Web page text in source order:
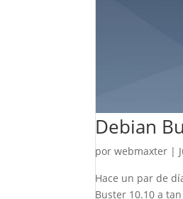
Debian
porwebmaxter |
Hace un par de
Buster 10.10 a